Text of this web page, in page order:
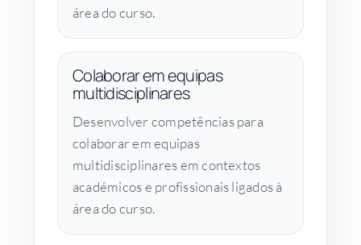
área do curso.
Colaborar em equipas
multidisciplinares
Desenvolver competências para
colaborar em equipas
multidisciplinares em contextos
académicos e profissionais ligados à
área do curso.